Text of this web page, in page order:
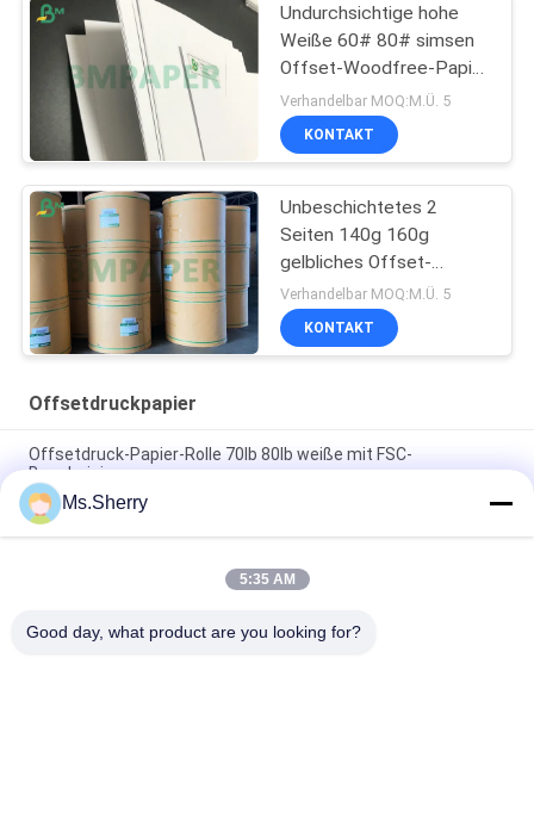
Undurchsichtige hohe
Weiße 60# 80# simsen
Offset-Woodfree-Papier
für den Druck des
Materials
Verhandelbar MOQ:M.Ü. 5
KONTAKT
Unbeschichtetes 2
Seiten 140g 160g
gelbliches Offset-
woodfree
Papier-/Elfenbeinbuchpapier
Verhandelbar MOQ:M.Ü. 5
KONTAKT
Offsetdruckpapier
Offsetdruck-Papier-Rolle 70lb 80lb weiße mit FSC-
Bescheinigung
Der Größen-650/800mm hohe Steifheits-und der
mechanischen Festigkeit Offsetdruck-Papier in der Rolle
Weißer unbeschichteter Woodfree-Offsetdruck-Papier-Grad A
Ms.Sherry
5:35 AM
Good day, what product are you looking for?